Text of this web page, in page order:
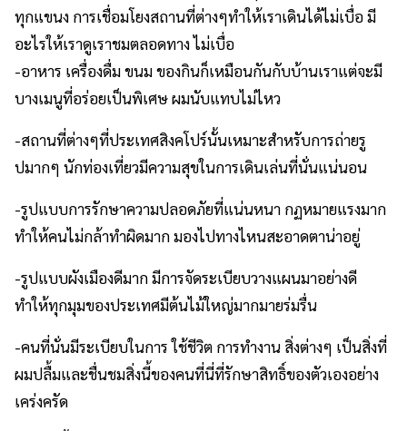
ทุกแขนง การเชื่อมโยงสถานที่ต่างๆทำให้เราเดินได้ไม่เบื่อ มี
อะไรให้เราดูเราชมตลอดทาง ไม่เบื่อ
-อาหาร เครื่องดื่ม ขนม ของกินก็เหมือนกันกับบ้านเราแต่จะมี
บางเมนูที่อร่อยเป็นพิเศษ ผมนับแทบไม่ไหว
-สถานที่ต่างๆที่ประเทศสิงคโปร์นั้นเหมาะสำหรับการถ่ายรู
ปมากๆ นักท่องเที่ยวมีความสุขในการเดินเล่นที่นั่นแน่นอน
-รูปแบบการรักษาความปลอดภัยที่แน่นหนา กฏหมายแรงมาก
ทำให้คนไม่กล้าทำผิดมาก มองไปทางไหนสะอาดตาน่าอยู่
-รูปแบบผังเมืองดีมาก มีการจัดระเบียบวางแผนมาอย่างดี
ทำให้ทุกมุมของประเทศมีต้นไม้ใหญ่มากมายร่มรื่น
-คนที่นั่นมีระเบียบในการ ใช้ชีวิต การทำงาน สิ่งต่างๆ เป็นสิ่งที่
ผมปลื้มและชื่นชมสิ่งนี้ของคนที่นี่ที่รักษาสิทธิ์ของตัวเองอย่าง
เคร่งครัด